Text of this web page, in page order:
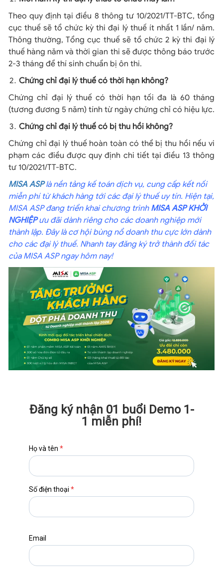
Theo quy định tại điều 8 thông tư 10/2021/TT-BTC, tổng
cục thuế sẽ tổ chức kỳ thi đại lý thuế ít nhất 1 lần/ năm.
Thông thường, Tổng cục thuế sẽ tổ chức 2 kỳ thi đại lý
thuế hàng năm và thời gian thi sẽ được thông báo trước
2-3 tháng để thí sinh chuẩn bị ôn thi.
Chứng chỉ đại lý thuế có thời hạn không?
Chứng chỉ đại lý thuế có thời hạn tối đa là 60 tháng
(tương đương 5 năm) tính từ ngày chứng chỉ có hiệu lực.
Chứng chỉ đại lý thuế có bị thu hồi không?
Chứng chỉ đại lý thuế hoàn toàn có thể bị thu hồi nếu vi
phạm các điều được quy định chi tiết tại điều 13 thông
tư 10/2021/TT-BTC.
MISA ASP là nền tảng kế toán dịch vụ, cung cấp kết nối
miễn phí từ khách hàng tới các đại lý thuế uy tín. Hiện tại,
MISA ASP đang triển khai chương trình MISA ASP KHỞI
NGHIỆPưu đãi dành riêng cho các doanh nghiệp mới
thành lập. Đây là cơ hội bùng nổ doanh thu cực lớn dành
cho các đại lý thuế. Nhanh tay đăng ký trở thành đối tác
của MISA ASP ngay hôm nay!
Đăng ký nhận 01 buổi Demo 1-
1 miễn phí!
Họ và tên *
Số điện thoại *
Email